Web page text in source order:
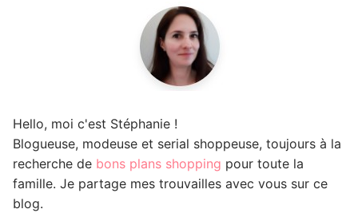
Hello, moi c'est Stéphanie !
Blogueuse, modeuse et serial shoppeuse, toujours à la
recherche de bons plans shopping pour toute la
famille. Je partage mes trouvailles avec vous sur ce
blog.